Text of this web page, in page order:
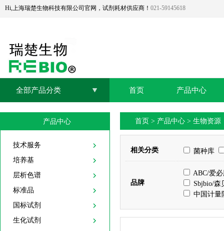
Hi,上海瑞楚生物科技有限公司官网，试剂耗材供应商！ 021-59145618
全部产品分类 首页 产品中心
产品中心
技术服务
培养基
层析色谱
标准品
国标试剂
生化试剂
首页 > 产品中心 > 生物资源
相关分类 菌种库
品牌
ABC/爱
Sbjbio/森
中国计量